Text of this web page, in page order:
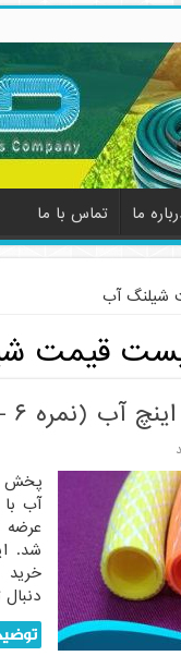
ما تماس با ما
شیلنگ آب
قیمت
آب
عرضه
شد.